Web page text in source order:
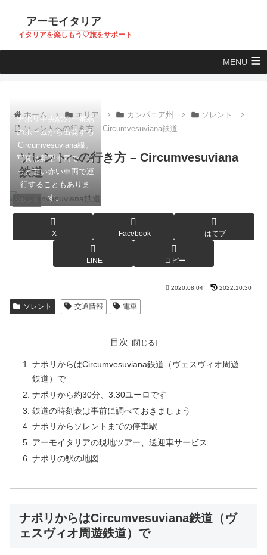
アーモイタリア
イタリアを楽しもう♡旅をサポート
MENU
ホーム エリア カンパニア州
ソレント
ソレントへの行き方 – Circumvesuviana鉄道
ソレントへの行き方 – Circumvesuviana
鉄道
ソレント
ナポリ中央駅の一番端
のホームから出発する
Circumvesuviana線。
写真は新型車両で、も
っと古い赤い車両で運
行することもありま
す。
X Facebook はてブ
LINE コピー
2020.08.04 2022.10.30
ソレント 交通情報 電車
目次
ナポリからはCircumvesuviana鉄道（ヴェスヴィオ周遊
鉄道）で
ナポリから約30分、3.30ユーロです
鉄道の時刻表は事前に調べておきましょう
ナポリからソレントまでの停車駅
アーモイタリアの現地ツアー、送迎車サービス
ナポリの駅の地図
ナポリからはCircumvesuviana鉄道（ヴ
ェスヴィオ周遊鉄道）で